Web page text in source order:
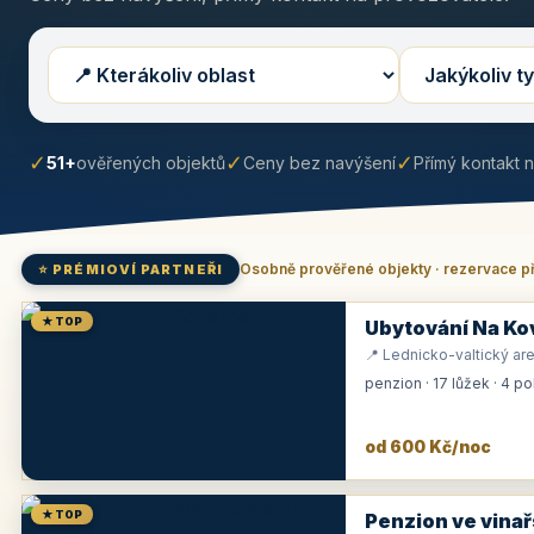
✓51+ověřených objektů✓Ceny bez navýšení✓Přímý kontakt
⭐ PRÉMIOVÍ PARTNEŘI Osobně prověřené objekty · rezervace
★ TOP Ubytování Na
📍 Lednicko-valtický
penzion · 17 lůžek · 4
od 600 Kč/noc
★ TOP
Penzion ve